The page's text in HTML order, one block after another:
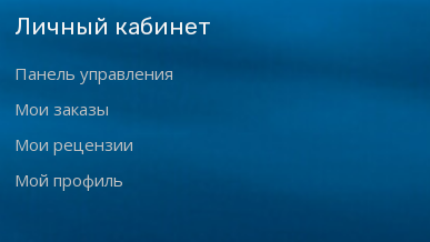
Личный кабинет
Панель управления
Мои заказы
Мои рецензии
Мой профиль